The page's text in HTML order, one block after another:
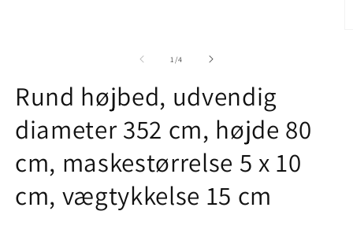
1 /af
4
Rund højbed, udvendig
diameter 352 cm, højde 80
cm, maskestørrelse 5 x 10
cm, vægtykkelse 15 cm